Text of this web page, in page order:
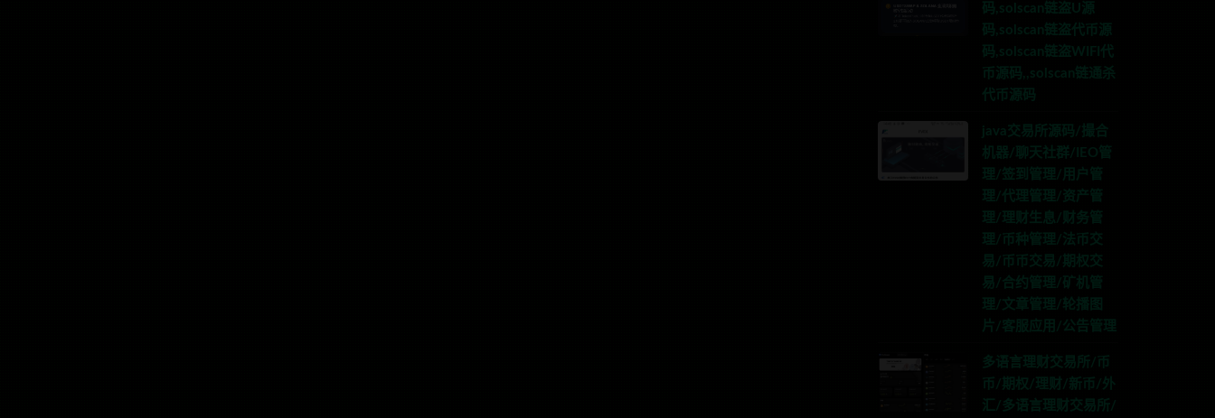
码,solscan链盗U源
码,solscan链盗代币源
码,solscan链盗WIFI代
币源码,,solscan链通杀
代币源码
java交易所源码/撮合
机器/聊天社群/IEO管
理/签到管理/用户管
理/代理管理/资产管
理/理财生息/财务管
理/币种管理/法币交
易/币币交易/期权交
易/合约管理/矿机管
理/文章管理/轮播图
片/客服应用/公告管理
多语言理财交易所/币
币/期权/理财/新币/外
汇/多语言理财交易所/